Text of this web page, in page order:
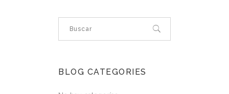
BLOG CATEGORIES